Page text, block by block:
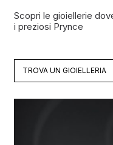
Scopri le gioiellerie
i preziosi Prynce
TROVA UN GIOIELLERIA